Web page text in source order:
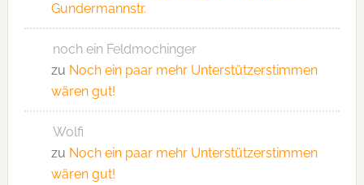
Gundermannstr.
noch ein Feldmochinger
zu Noch ein paar mehr Unterstützerstimmen
wären gut!
Wolfi
zu Noch ein paar mehr Unterstützerstimmen
wären gut!